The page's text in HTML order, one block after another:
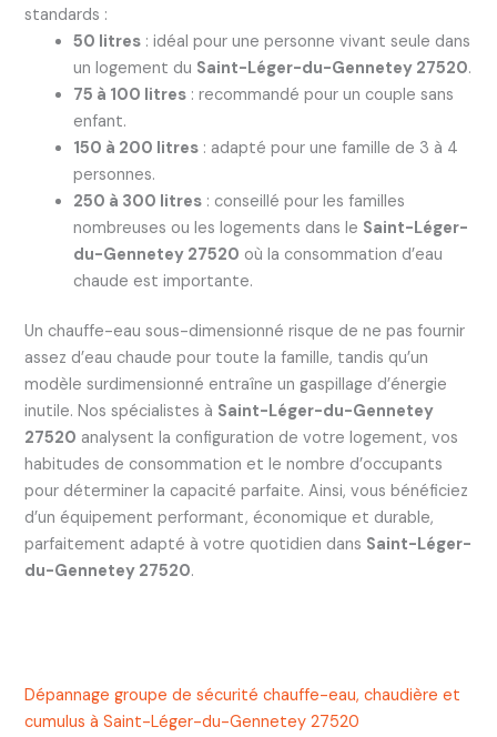
standards :
50 litres: idéal pour une personne vivant seule dans
un logement du Saint-Léger-du-Gennetey 27520.
75 à 100 litres: recommandé pour un couple sans
enfant.
150 à 200 litres: adapté pour une famille de 3 à 4
personnes.
250 à 300 litres: conseillé pour les familles
nombreuses ou les logements dans le Saint-Léger-
du-Gennetey 27520 où la consommation d’eau
chaude est importante.
Un chauffe-eau sous-dimensionné risque de ne pas fournir
assez d’eau chaude pour toute la famille, tandis qu’un
modèle surdimensionné entraîne un gaspillage d’énergie
inutile. Nos spécialistes à Saint-Léger-du-Gennetey
27520 analysent la configuration de votre logement, vos
habitudes de consommation et le nombre d’occupants
pour déterminer la capacité parfaite. Ainsi, vous bénéficiez
d’un équipement performant, économique et durable,
parfaitement adapté à votre quotidien dans Saint-Léger-
du-Gennetey 27520.
Dépannage groupe de sécurité chauffe-eau, chaudière et
cumulus à Saint-Léger-du-Gennetey 27520